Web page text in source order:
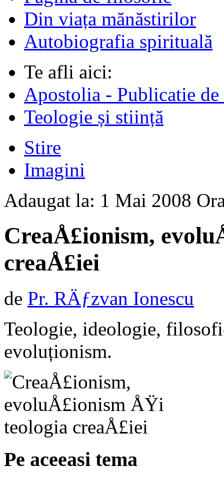
Din viața mănăstirilor
Autobiografia spirituală
Te afli aici:
Apostolia - Publicatie
Teologie și stiință
Stire
Imagini
Adaugat la: 1 Mai 2008
CreaÅ£ionism,
creaÅ£iei
de Pr. RÄƒzvan Ionescu
Teologie, ideologie,
evoluționism.
Pe aceeasi tema